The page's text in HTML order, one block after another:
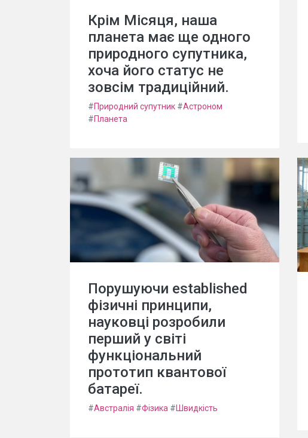
Крім Місяця, наша
планета має ще одного
природного супутника,
хоча його статус не
зовсім традиційний.
#Природний супутник #Астроном
#Планета
Порушуючи established
фізичні принципи,
науковці розробили
перший у світі
функціональний
прототип квантової
батареї.
#Австралія #Фізика #Швидкість